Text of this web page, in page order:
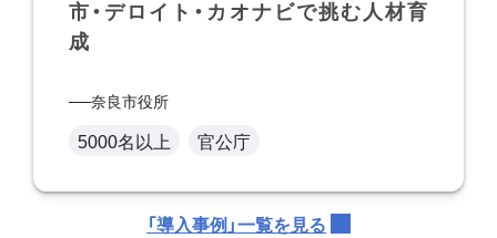
市・デロイト・カオナビで挑む人材育
成
奈良市役所
5000名以上 官公庁
「導入事例」一覧を見る